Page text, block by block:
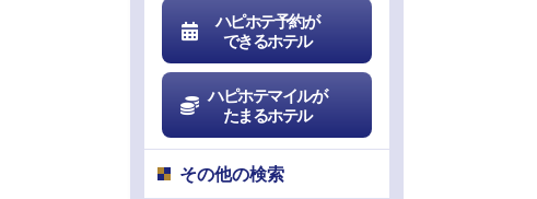
ハピホテ予約が
できるホテル
ハピホテマイルが
たまるホテル
その他の検索